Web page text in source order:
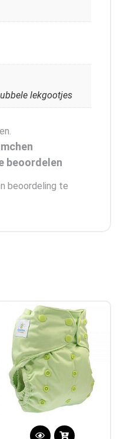
lekgootjes
beoordelen
beoordeling te